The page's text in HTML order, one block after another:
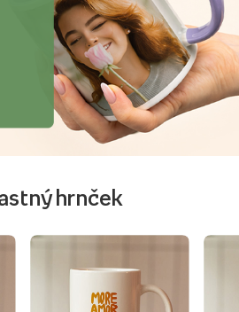
hrnček